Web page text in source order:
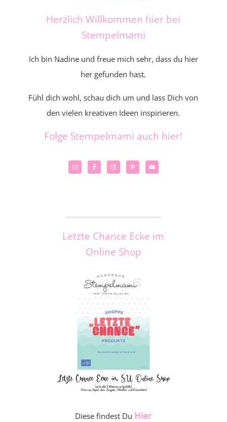
Herzlich Willkommen hier bei
Stempelmami
Ich bin Nadine und freue mich sehr, dass du hier
her gefunden hast.
Fühl dich wohl, schau dich um und lass Dich von
den vielen kreativen Ideen inspirieren.
Folge Stempelmami auch hier!
Letzte Chance Ecke im
Online Shop
Diese findest Du Hier